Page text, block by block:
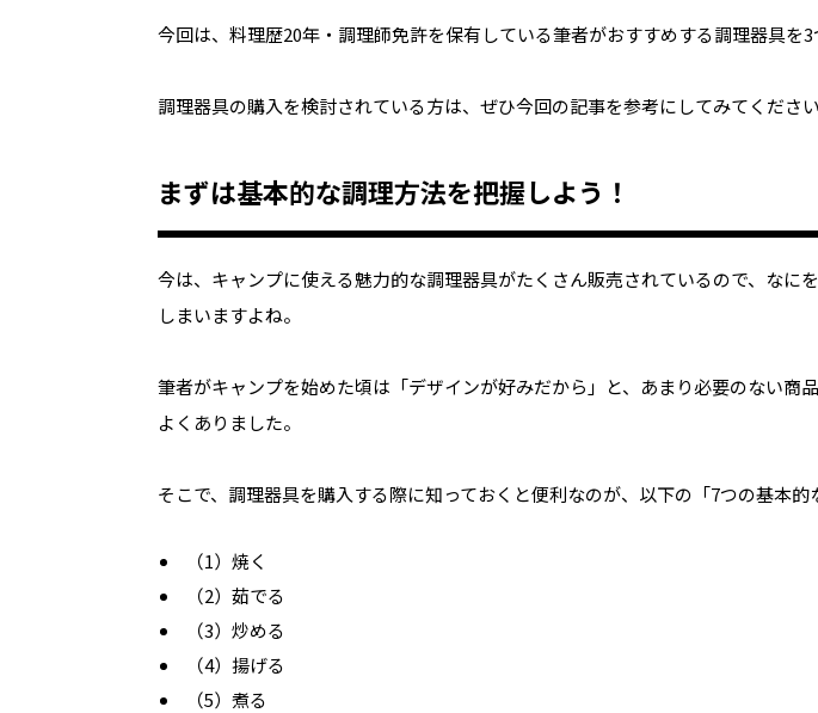
今回は、料理歴20年・調理師免許を保有している筆者がおすすめする調理器具を3
調理器具の購入を検討されている方は、ぜひ今回の記事を参考にしてみてください
まずは基本的な調理方法を把握しよう！
今は、キャンプに使える魅力的な調理器具がたくさん販売されているので、なに
しまいますよね。
筆者がキャンプを始めた頃は「デザインが好みだから」と、あまり必要のない商
よくありました。
そこで、調理器具を購入する際に知っておくと便利なのが、以下の「7つの基本的
（1）焼く
（2）茹でる
（3）炒める
（4）揚げる
（5）煮る